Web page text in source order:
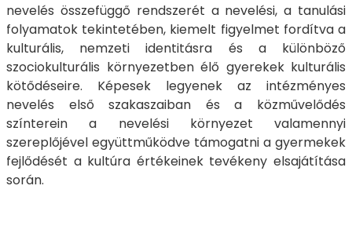
nevelés összefüggő rendszerét a nevelési, a tanulási
folyamatok tekintetében, kiemelt figyelmet fordítva a
kulturális, nemzeti identitásra és a különböző
szociokulturális környezetben élő gyerekek kulturális
kötődéseire. Képesek legyenek az intézményes
nevelés első szakaszaiban és a közművelődés
színterein a nevelési környezet valamennyi
szereplőjével együttműködve támogatni a gyermekek
fejlődését a kultúra értékeinek tevékeny elsajátítása
során.